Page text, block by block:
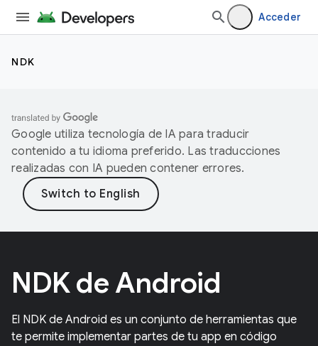
Acceder
NDK
Google utiliza tecnología de IA para traducir
contenido a tu idioma preferido. Las traducciones
realizadas con IA pueden contener errores.
NDK de Android
El NDK de Android es un conjunto de herramientas que
te permite implementar partes de tu app en código